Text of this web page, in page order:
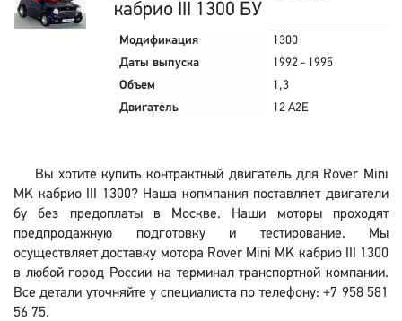
кабрио III 1300 БУ
Модификация
1300
Даты выпуска
1992 - 1995
Объем
1,3
Двигатель
12 A2E
Вы хотите купить контрактный двигатель для Rover Mini
MK кабрио III 1300? Наша копмпания поставляет двигатели
бу без предоплаты в Москве. Наши моторы проходят
предпродажную подготовку и тестирование. Мы
осуществляет доставку мотора Rover Mini MK кабрио III 1300
в любой город России на терминал транспортной компании.
Все детали уточняйте у специалиста по телефону: +7 958 581
56 75.